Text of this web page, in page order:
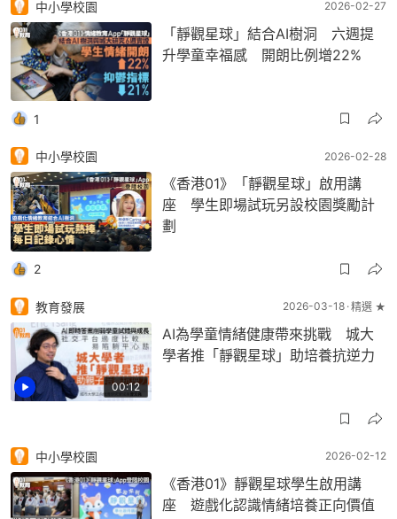
中小學校園 2026-02-27
「靜觀星球」結合AI樹洞 六週提
升學童幸福感 開朗比例增22%
1
中小學校園 2026-02-28
《香港01》「靜觀星球」啟用講
座 學生即場試玩另設校園獎勵計
劃
2
00:12
教育發展 2026-03-18 精選 ★
AI為學童情緒健康帶來挑戰 城大
學者推「靜觀星球」助培養抗逆力
中小學校園 2026-02-12
《香港01》靜觀星球學生啟用講
座 遊戲化認識情緒培養正向價值